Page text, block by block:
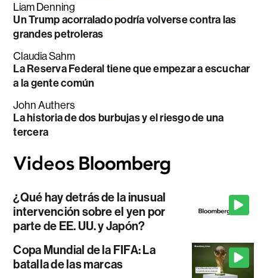
Liam Denning
Un Trump acorralado podría volverse contra las
grandes petroleras
Claudia Sahm
La Reserva Federal tiene que empezar a escuchar
a la gente común
John Authers
La historia de dos burbujas y el riesgo de una
tercera
¿Qué hay detrás de la inusual
intervención sobre el yen por
parte de EE. UU. y Japón?
Copa Mundial de la FIFA: La
batalla de las marcas